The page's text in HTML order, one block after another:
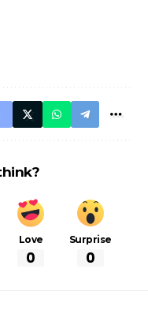
Love
0
Surprise
0